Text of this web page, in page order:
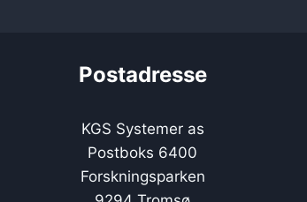
Postadresse
KGS Systemer as
Postboks 6400
Forskningsparken